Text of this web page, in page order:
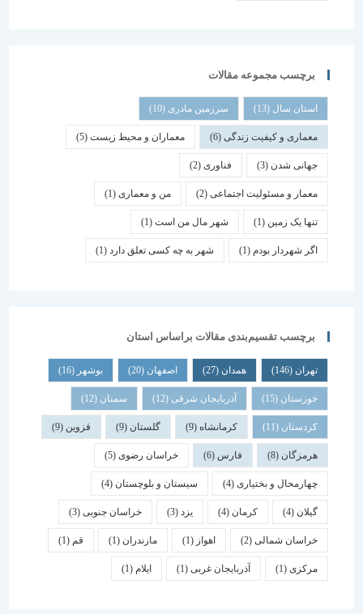
برچسب مجموعه مقالات
استان سال(13) سرزمین مادری(10)
معماری و کیفیت زندگی(6) معماران و محیط زیست(5)
جهانی شدن(3) فناوری (2)
معمار و مسئولیت اجتماعی (2) من و معماری (1)
تنها یک زمین(1) شهر مال من است(1)
اگر شهردار بودم (1) شهر به چه کسی تعلق دارد(1)
برچسب تقسیم‌بندی مقالات براساس استان
همدان اصفهان (20) بوشهر
خوزستان(15) آذربایجان شرقی(12) سمنان (12)
کردستان(11) کرمانشاه(9) گلستان (9) قزوین
هرمزگان(8) فارس خراسان رضوی(5)
چهارمحال و بختیاری (4) سیستان و بلوچستان(4)
کرمان یزد خراسان جنوبی(3)
خراسان شمالی(2) اهواز مازندران(1) قم
(1) آذربایجان غربی(1) ایلام